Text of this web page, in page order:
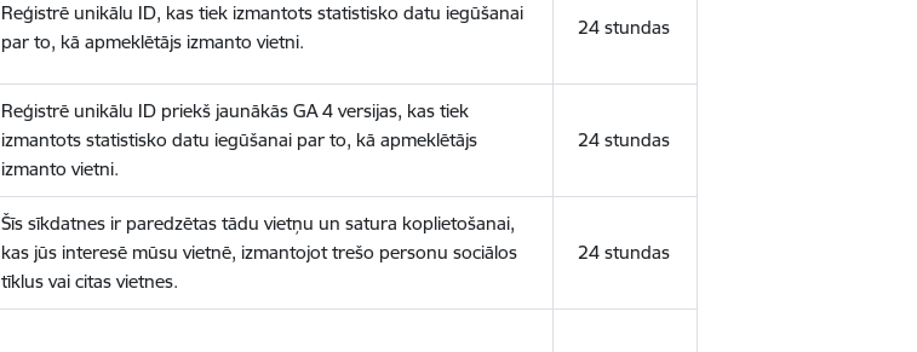
Reģistrē unikālu ID, kas tiek izmantots statistisko datu iegūšanai
par to, kā apmeklētājs izmanto vietni.
24 stundas
Reģistrē unikālu ID priekš jaunākās GA 4 versijas, kas tiek
izmantots statistisko datu iegūšanai par to, kā apmeklētājs
izmanto vietni.
24 stundas
Šīs sīkdatnes ir paredzētas tādu vietņu un satura koplietošanai,
kas jūs interesē mūsu vietnē, izmantojot trešo personu sociālos
tīklus vai citas vietnes.
24 stundas